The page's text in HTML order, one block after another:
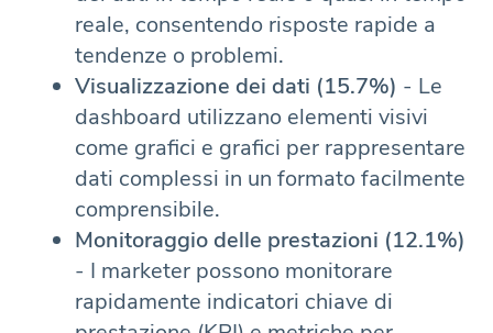
reale, consentendo risposte rapide a
tendenze o problemi.
Visualizzazione dei dati (15.7%) - Le
dashboard utilizzano elementi visivi
come grafici e grafici per rappresentare
dati complessi in un formato facilmente
comprensibile.
Monitoraggio delle prestazioni (12.1%)
- I marketer possono monitorare
rapidamente indicatori chiave di